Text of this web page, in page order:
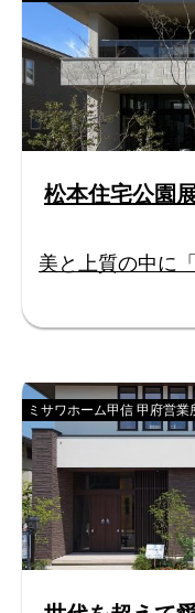
松本住宅公園
美と上質の中に
ミサワホーム甲信 甲府営業